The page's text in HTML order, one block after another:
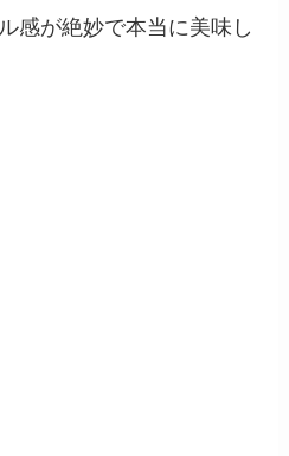
感が絶妙で本当に美味し